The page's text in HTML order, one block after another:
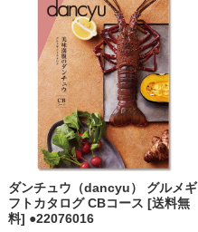
ダンチュウ（dancyu） グルメギ
フトカタログ CBコース [送料無
料] ●22076016